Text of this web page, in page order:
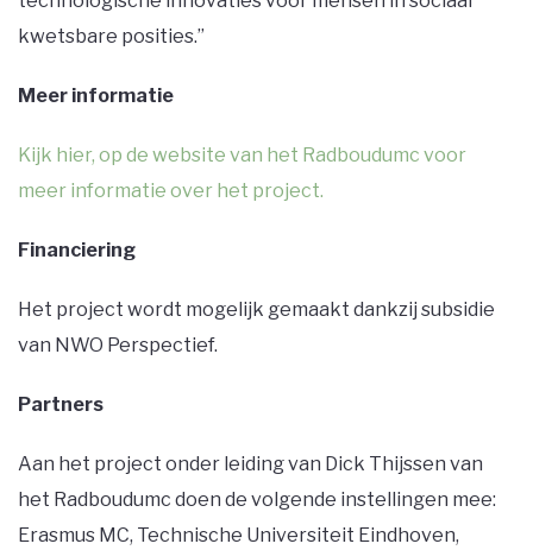
kwetsbare posities.’’
Meer informatie
Kijk hier, op de website van het Radboudumc voor
meer informatie over het project.
Financiering
Het project wordt mogelijk gemaakt dankzij subsidie
van NWO Perspectief.
Partners
Aan het project onder leiding van Dick Thijssen van
het Radboudumc doen de volgende instellingen mee:
Erasmus MC, Technische Universiteit Eindhoven,